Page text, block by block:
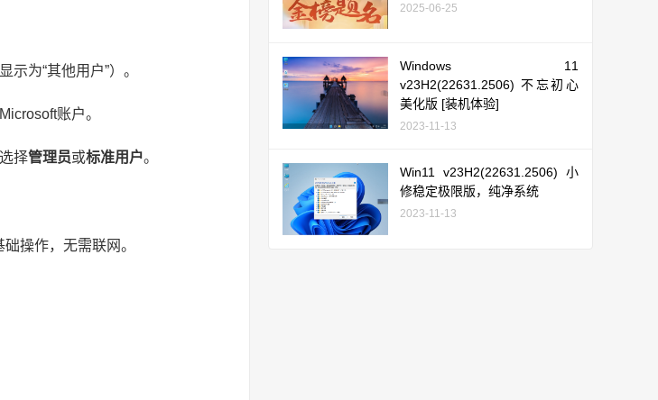
示为“其他用户”）。
账户。
择管理员或标准用户。
操作，无需联网。
2025-06-25
Windows 11
v23H2(22631.2506) 不忘初心
美化版 [装机体验]
2023-11-13
Win11 v23H2(22631.2506) 小
修稳定极限版，纯净系统
2023-11-13